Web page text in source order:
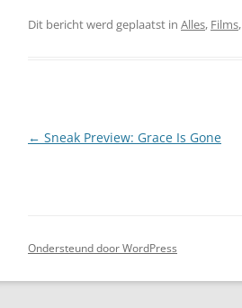
Dit bericht werd geplaatst in Alles, Films,
Berichtnavigatie
← Sneak Preview: Grace Is Gone
Ondersteund door WordPress